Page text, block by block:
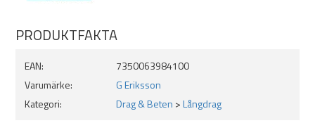
PRODUKTFAKTA
EAN:
7350063984100
Varumärke:
G Eriksson
Kategori:
Drag & Beten >Långdrag